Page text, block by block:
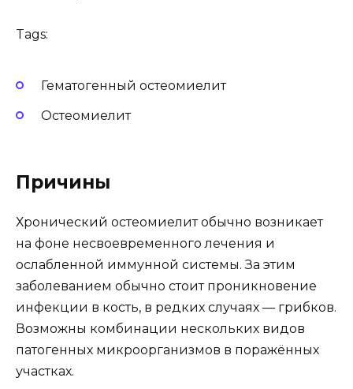
Tags:
Гематогенный остеомиелит
Остеомиелит
Причины
Хронический остеомиелит обычно возникает
на фоне несвоевременного лечения и
ослабленной иммунной системы. За этим
заболеванием обычно стоит проникновение
инфекции в кость, в редких случаях — грибков.
Возможны комбинации нескольких видов
патогенных микроорганизмов в поражённых
участках.